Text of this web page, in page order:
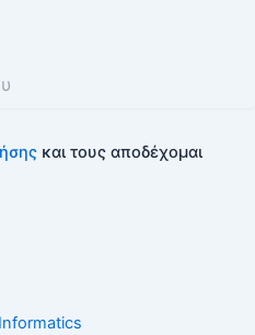
και τους αποδέχομαι